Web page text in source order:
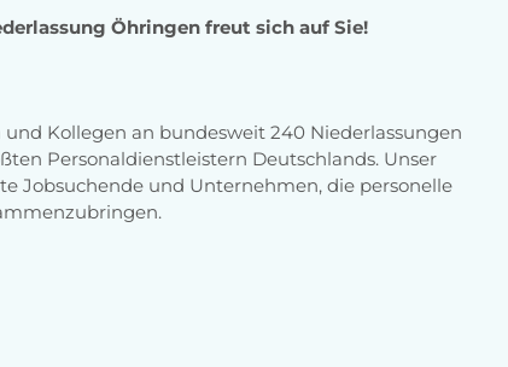
Öhringen freut sich auf Sie!
und Kollegen an bundesweit 240 Niederlassungen
Personaldienstleistern Deutschlands. Unser
Jobsuchende und Unternehmen, die personelle